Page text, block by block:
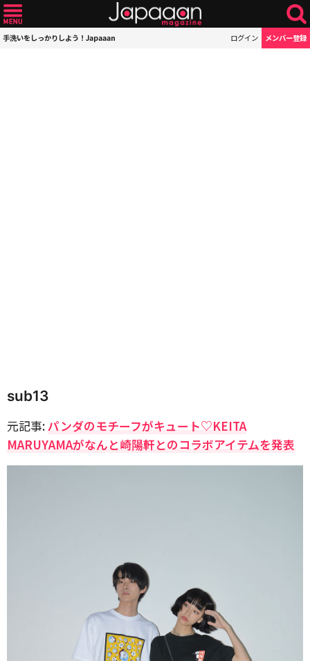
手洗いをしっかりしよう！Japaaan ログイン メンバー登録
sub13
元記事:パンダのモチーフがキュート♡KEITA
MARUYAMAがなんと崎陽軒とのコラボアイテムを発表